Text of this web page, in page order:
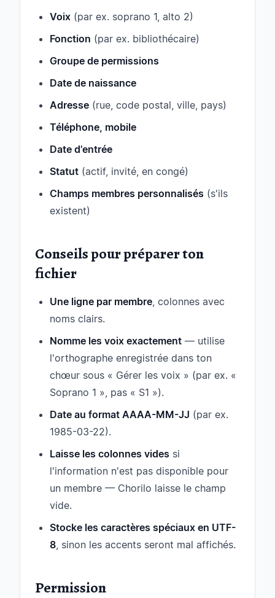
Voix (par ex. soprano 1, alto 2)
Fonction (par ex. bibliothécaire)
Groupe de permissions
Date de naissance
Adresse (rue, code postal, ville, pays)
Téléphone, mobile
Date d'entrée
Statut (actif, invité, en congé)
Champs membres personnalisés (s'ils
existent)
Conseils pour préparer ton
fichier
Une ligne par membre, colonnes avec
noms clairs.
Nomme les voix exactement — utilise
l'orthographe enregistrée dans ton
chœur sous « Gérer les voix » (par ex. «
Soprano 1 », pas « S1 »).
Date au format AAAA-MM-JJ (par ex.
1985-03-22).
Laisse les colonnes vides si
l'information n'est pas disponible pour
un membre — Chorilo laisse le champ
vide.
Stocke les caractères spéciaux en UTF-
8, sinon les accents seront mal affichés.
Permission